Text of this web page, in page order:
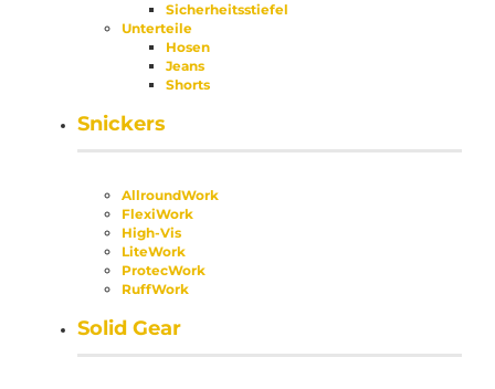
Sicherheitsstiefel
Unterteile
Hosen
Jeans
Shorts
Snickers
AllroundWork
FlexiWork
High-Vis
LiteWork
ProtecWork
RuffWork
Solid Gear